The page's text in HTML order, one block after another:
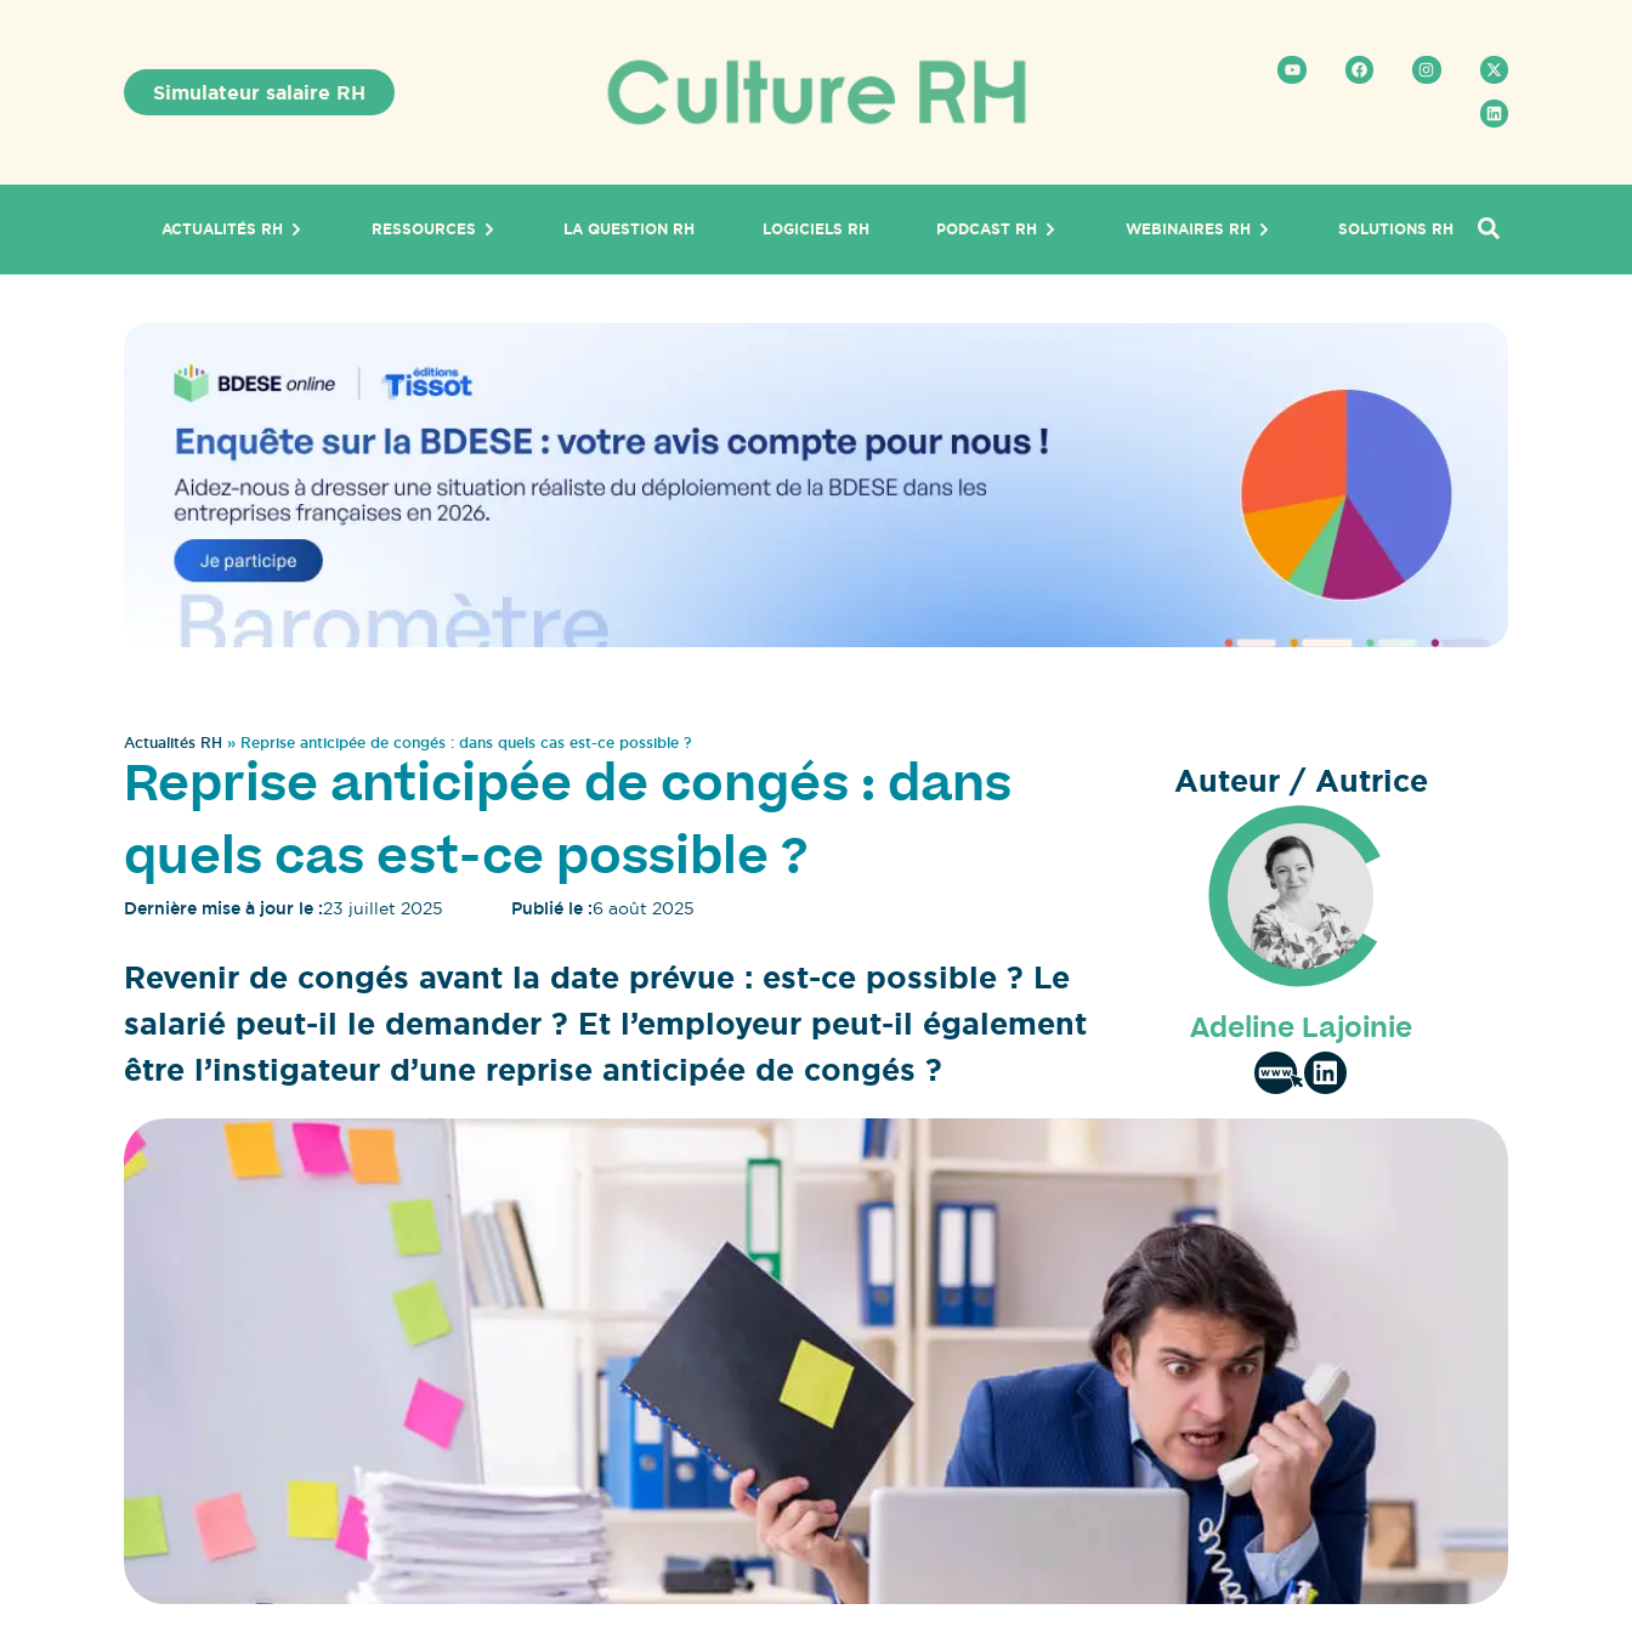
Simulateur salaire RH
ACTUALITÉS RH RESSOURCES LA QUESTION RH LOGICIELS RH PODCAST RH WEBINAIRES RH SOLUTIONS RH
Actualités RH » Reprise anticipée de congés : dans quels cas est-ce possible ?
Reprise anticipée de congés : dans
quels cas est-ce possible ?
Dernière mise à jour le :23 juillet 2025 Publié le :6 août 2025
Revenir de congés avant la date prévue : est-ce possible ? Le
salarié peut-il le demander ? Et l’employeur peut-il également
être l’instigateur d’une reprise anticipée de congés ?
Auteur / Autrice
Adeline Lajoinie